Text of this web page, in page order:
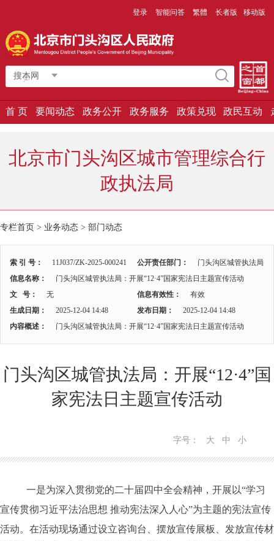
登录 智能问答 繁體 长者版 移动版
搜本网
首 页 要闻动态 政务公开 政务服务 政策兑现 政民互动
北京市门头沟区城市管理综合行
政执法局
专栏首页 > 业务动态 > 部门动态
索 引 号： 11J037/ZK-2025-000241 公开责任部门：
门头沟区城管执法局
信息名称：
门头沟区城管执法局：开展“12·4”国家宪法日主题宣传活动
文 号：
无 信息有效性：
有效
生成日期：
2025-12-04 14:48 发布日期：
2025-12-04 14:48
内容概述：
门头沟区城管执法局：开展“12·4”国家宪法日主题宣传活动
门头沟区城管执法局：开展“12·4”国
家宪法日主题宣传活动
字号： 大 中 小
一是为深入贯彻党的二十届四中全会精神，开展以“学习
宣传贯彻习近平法治思想 推动宪法深入人心”为主题的宪法宣传
活动。在活动现场通过设立咨询台、摆放宣传展板、发放宣传材